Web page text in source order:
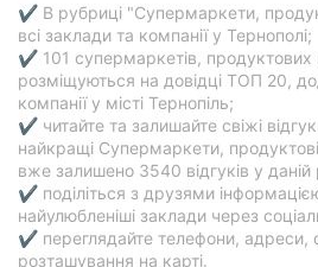
✔ В рубриці "Супермаркети,
всі заклади та компанії у Тернополі;
✔ 101 супермаркетів, продуктових
розміщуються на довідці ТОП 20,
компанії у місті Тернопіль;
✔ читайте та залишайте свіжі
найкращі Супермаркети,
вже залишено 3540 відгуків у даній
✔ поділіться з друзями
найулюбленіші заклади через
✔ переглядайте телефони, адреси,
розташування на карті.